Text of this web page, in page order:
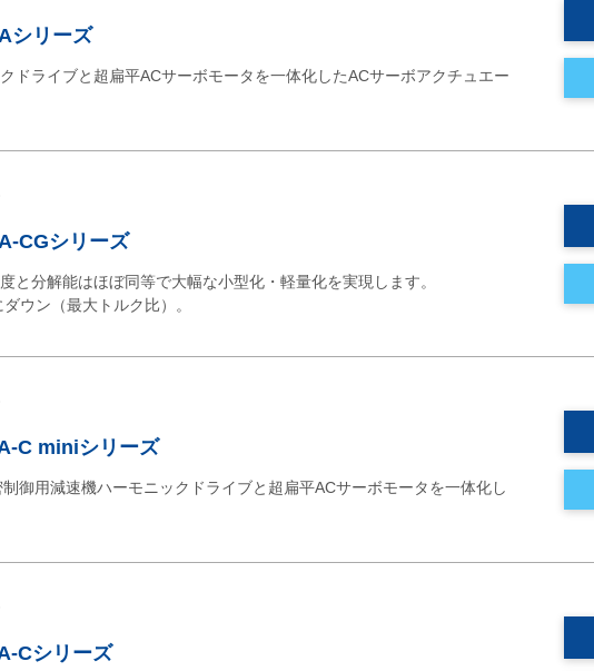
シリーズ
ドライブと超扁平ACサーボモータを一体化したACサーボアクチュエー
CGシリーズ
と分解能はほぼ同等で大幅な小型化・軽量化を実現します。
ウン（最大トルク比）。
C miniシリーズ
御用減速機ハーモニックドライブと超扁平ACサーボモータを一体化し
Cシリーズ